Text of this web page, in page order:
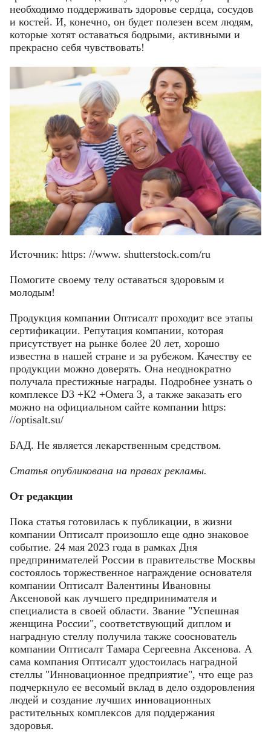
необходимо поддерживать здоровье сердца, сосудов
и костей. И, конечно, он будет полезен всем людям,
которые хотят оставаться бодрыми, активными и
прекрасно себя чувствовать!
Источник: https: //www. shutterstock.com/ru
Помогите своему телу оставаться здоровым и
молодым!
Продукция компании Оптисалт проходит все этапы
сертификации. Репутация компании, которая
присутствует на рынке более 20 лет, хорошо
известна в нашей стране и за рубежом. Качеству ее
продукции можно доверять. Она неоднократно
получала престижные награды. Подробнее узнать о
комплексе D3 +К2 +Омега 3, а также заказать его
можно на официальном сайте компании https:
//optisalt.su/
БАД. Не является лекарственным средством.
Статья опубликована на правах рекламы.
От редакции
Пока статья готовилась к публикации, в жизни
компании Оптисалт произошло еще одно знаковое
событие. 24 мая 2023 года в рамках Дня
предпринимателей России в правительстве Москвы
состоялось торжественное награждение основателя
компании Оптисалт Валентины Ивановны
Аксеновой как лучшего предпринимателя и
специалиста в своей области. Звание "Успешная
женщина России", соответствующий диплом и
наградную стеллу получила также сооснователь
компании Оптисалт Тамара Сергеевна Аксенова. А
сама компания Оптисалт удостоилась наградной
стеллы "Инновационное предприятие", что еще раз
подчеркнуло ее весомый вклад в дело оздоровления
людей и создание лучших инновационных
растительных комплексов для поддержания
здоровья.